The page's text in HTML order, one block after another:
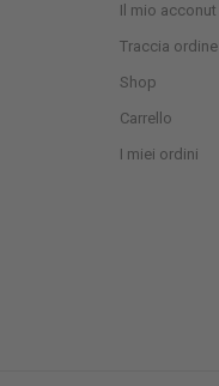
Il mio acconut
Traccia ordine
Shop
Carrello
I miei ordini